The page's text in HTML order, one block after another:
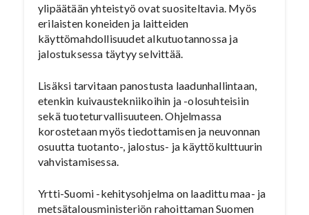
ylipäätään yhteistyö ovat suositeltavia. Myös
erilaisten koneiden ja laitteiden
käyttömahdollisuudet alkutuotannossa ja
jalostuksessa täytyy selvittää.
Lisäksi tarvitaan panostusta laadunhallintaan,
etenkin kuivaustekniikoihin ja -olosuhteisiin
sekä tuoteturvallisuuteen. Ohjelmassa
korostetaan myös tiedottamisen ja neuvonnan
osuutta tuotanto-, jalostus- ja käyttökulttuurin
vahvistamisessa.
Yrtti-Suomi -kehitysohjelma on laadittu maa- ja
metsätalousministeriön rahoittaman Suomen